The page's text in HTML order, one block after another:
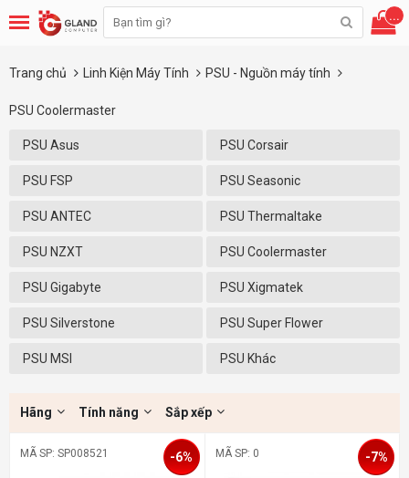
...
Trang chủ Linh Kiện Máy Tính PSU - Nguồn máy tính
PSU Coolermaster
PSU Asus PSU Corsair
PSU FSP PSU Seasonic
PSU ANTEC PSU Thermaltake
PSU NZXT PSU Coolermaster
PSU Gigabyte PSU Xigmatek
PSU Silverstone PSU Super Flower
PSU MSI PSU Khác
Hãng Tính năng Sắp xếp
MÃ SP: SP008521 -6% MÃ SP: 0 -7%